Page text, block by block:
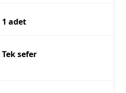
1 adet
Tek sefer